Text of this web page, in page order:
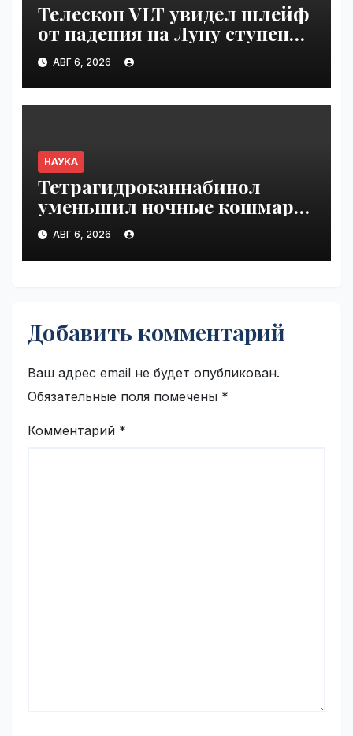
Телескоп VLT увидел шлейф
от падения на Луну ступени
ракеты Falcon 9 | VseTime.ru
АВГ 6, 2026
НАУКА
Тетрагидроканнабинол
уменьшил ночные кошмары
при ПТСР | VseTime.ru
АВГ 6, 2026
Добавить комментарий
Ваш адрес email не будет опубликован.
Обязательные поля помечены *
Комментарий *